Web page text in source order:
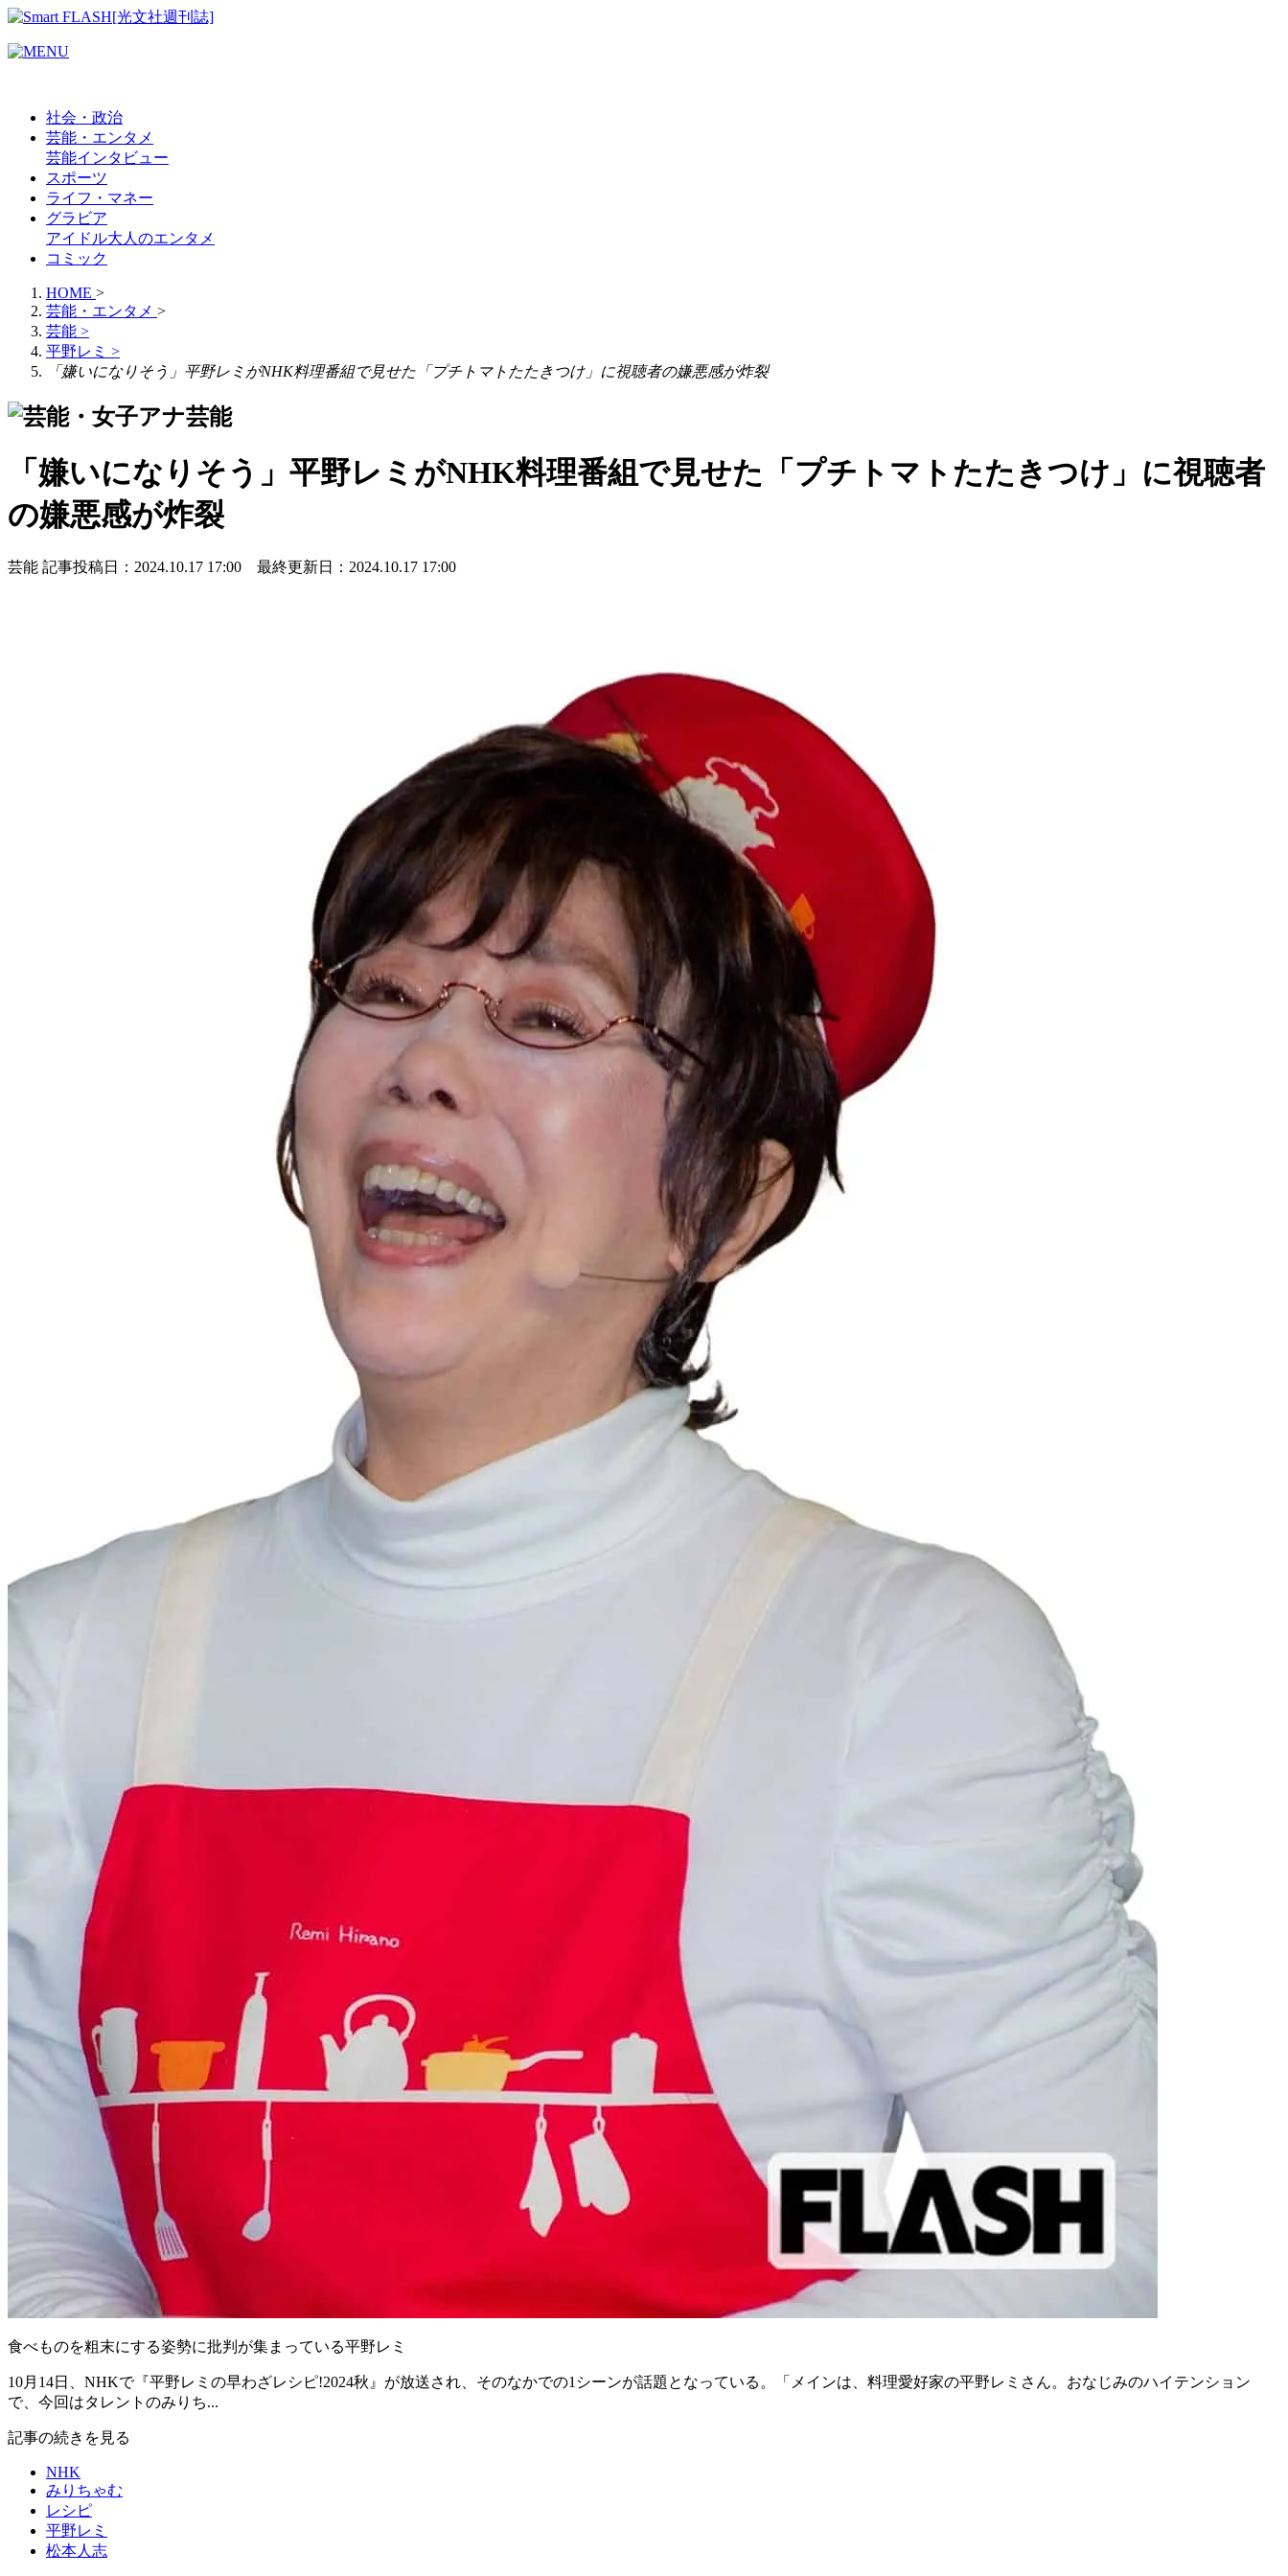
社会・政治
芸能・エンタメ
芸能インタビュー
スポーツ
ライフ・マネー
グラビア
アイドル大人のエンタメ
コミック
HOME >
芸能・エンタメ >
芸能 >
平野レミ >
「嫌いになりそう」平野レミがNHK料理番組で見せた「プチトマトたたきつけ」に視聴者の嫌悪感が炸裂
芸能
「嫌いになりそう」平野レミがNHK料理番組で見せた「プチトマトたたきつけ」に視聴者
の嫌悪感が炸裂
芸能 記事投稿日：2024.10.17 17:00 最終更新日：2024.10.17 17:00
食べものを粗末にする姿勢に批判が集まっている平野レミ
10月14日、NHKで『平野レミの早わざレシピ!2024秋』が放送され、そのなかでの1シーンが話題となっている。「メインは、料理愛好家の平野レミさん。おなじみのハイテンション
で、今回はタレントのみりち...
記事の続きを見る
NHK
みりちゃむ
レシピ
平野レミ
松本人志